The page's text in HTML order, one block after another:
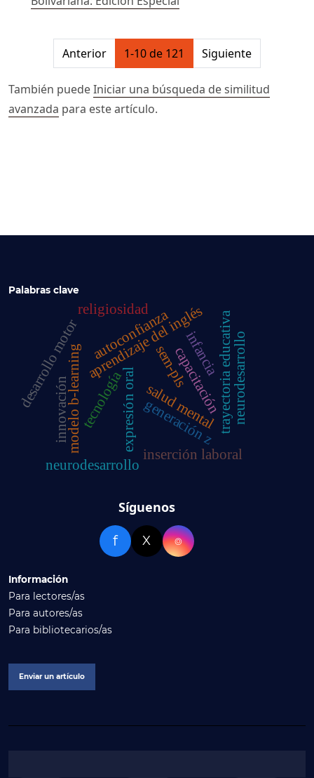
##issue.pagination##
Anterior 1-10 de 121 Siguiente
También puedeIniciar una búsqueda de similitud
avanzada para este artículo.
Palabras clave
modelo b-learningtecnología capacitación
innovación
aprendizaje del inglés
expresión oral
autoconfianza trayectoria educativa
inserción laboral
desarrollo motor
neurodesarrollo
salud mental
religiosidad
generación z
sem-pls neurodesarrollo
infancia
Síguenos
f X ⌾
Información
Para lectores/as
Para autores/as
Para bibliotecarios/as
Enviar un artículo